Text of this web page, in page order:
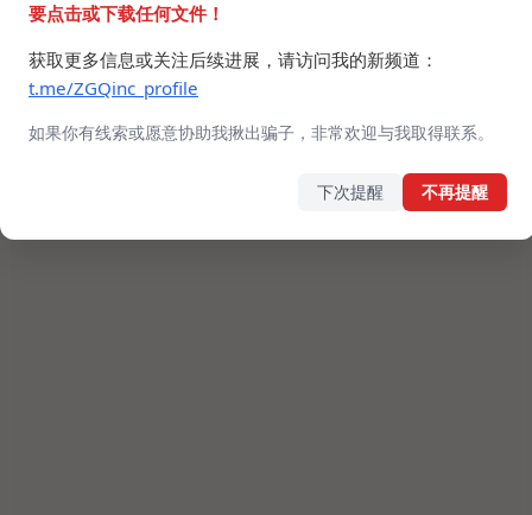
要点击或下载任何文件！
获取更多信息或关注后续进展，请访问我的新频道：
t.me/ZGQinc_profile
如果你有线索或愿意协助我揪出骗子，非常欢迎与我取得联系。
下次提醒 不再提醒